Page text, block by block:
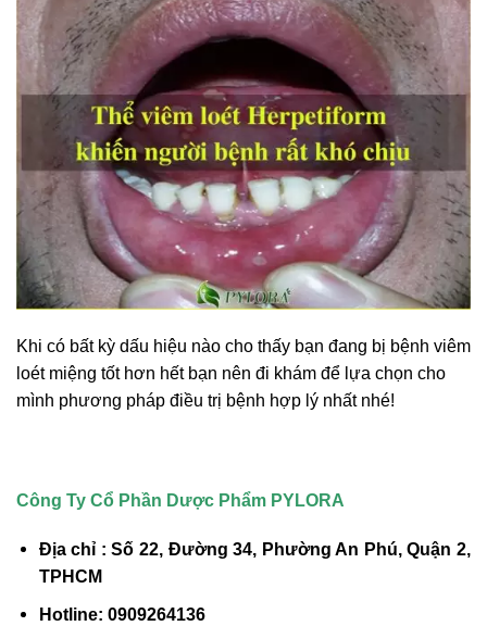
Khi có bất kỳ dấu hiệu nào cho thấy bạn đang bị bệnh viêm
loét miệng tốt hơn hết bạn nên đi khám để lựa chọn cho
mình phương pháp điều trị bệnh hợp lý nhất nhé!
Công Ty Cổ Phần Dược Phẩm PYLORA
Địa chỉ : Số 22, Đường 34, Phường An Phú, Quận 2,
TPHCM
Hotline: 0909264136